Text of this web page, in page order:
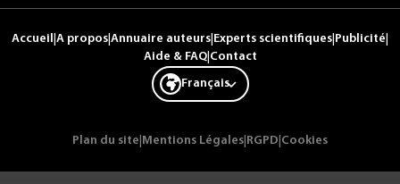
Accueil A propos Annuaire auteurs Experts scientifiques Publicité
Aide & FAQ| Contact
Français
Plan du site Mentions Légales RGPD Cookies